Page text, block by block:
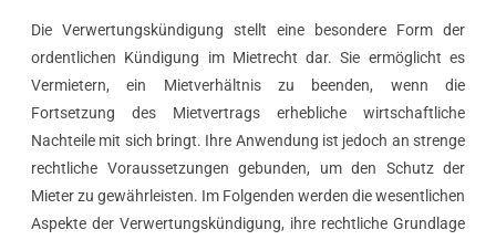
Die Verwertungskündigung stellt eine besondere Form der
ordentlichen Kündigung im Mietrecht dar. Sie ermöglicht es
Vermietern, ein Mietverhältnis zu beenden, wenn die
Fortsetzung des Mietvertrags erhebliche wirtschaftliche
Nachteile mit sich bringt. Ihre Anwendung ist jedoch an strenge
rechtliche Voraussetzungen gebunden, um den Schutz der
Mieter zu gewährleisten. Im Folgenden werden die wesentlichen
Aspekte der Verwertungskündigung, ihre rechtliche Grundlage